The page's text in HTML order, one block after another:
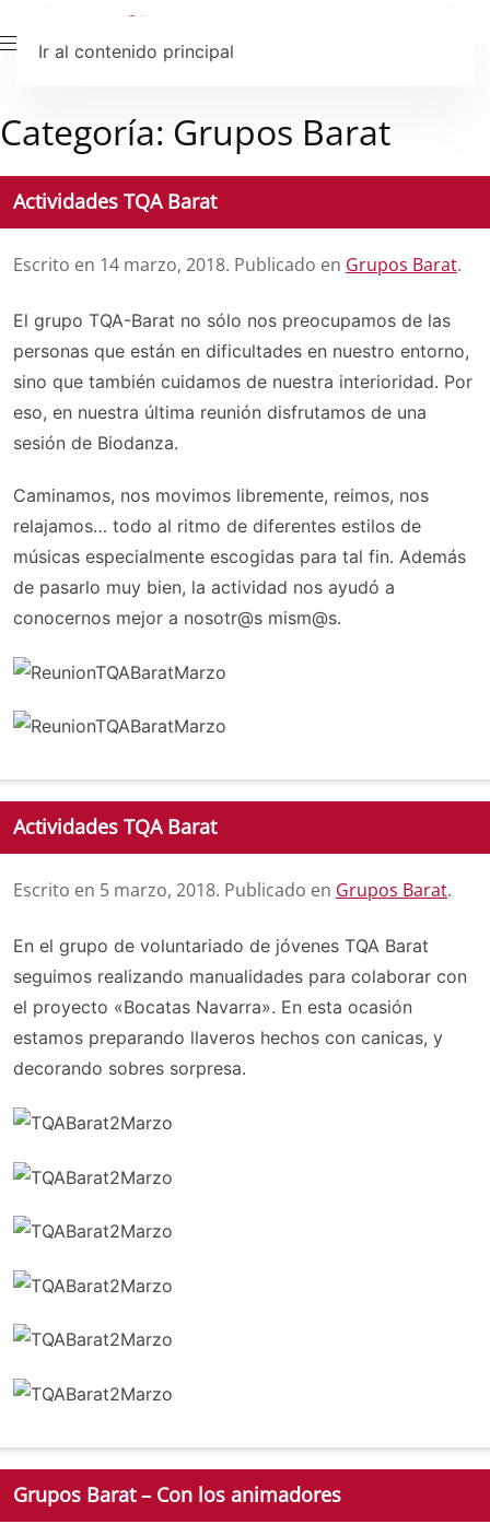
Ir al contenido principal
Categoría: Grupos Barat
Actividades TQA Barat
Escrito en 14 marzo, 2018. Publicado en Grupos Barat.
El grupo TQA-Barat no sólo nos preocupamos de las
personas que están en dificultades en nuestro entorno,
sino que también cuidamos de nuestra interioridad. Por
eso, en nuestra última reunión disfrutamos de una
sesión de Biodanza.
Caminamos, nos movimos libremente, reimos, nos
relajamos… todo al ritmo de diferentes estilos de
músicas especialmente escogidas para tal fin. Además
de pasarlo muy bien, la actividad nos ayudó a
conocernos mejor a nosotr@s mism@s.
Actividades TQA Barat
Escrito en 5 marzo, 2018. Publicado en Grupos Barat.
En el grupo de voluntariado de jóvenes TQA Barat
seguimos realizando manualidades para colaborar con
el proyecto «Bocatas Navarra». En esta ocasión
estamos preparando llaveros hechos con canicas, y
decorando sobres sorpresa.
Grupos Barat – Con los animadores